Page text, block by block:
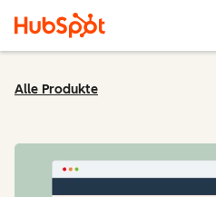
Alle Produkte